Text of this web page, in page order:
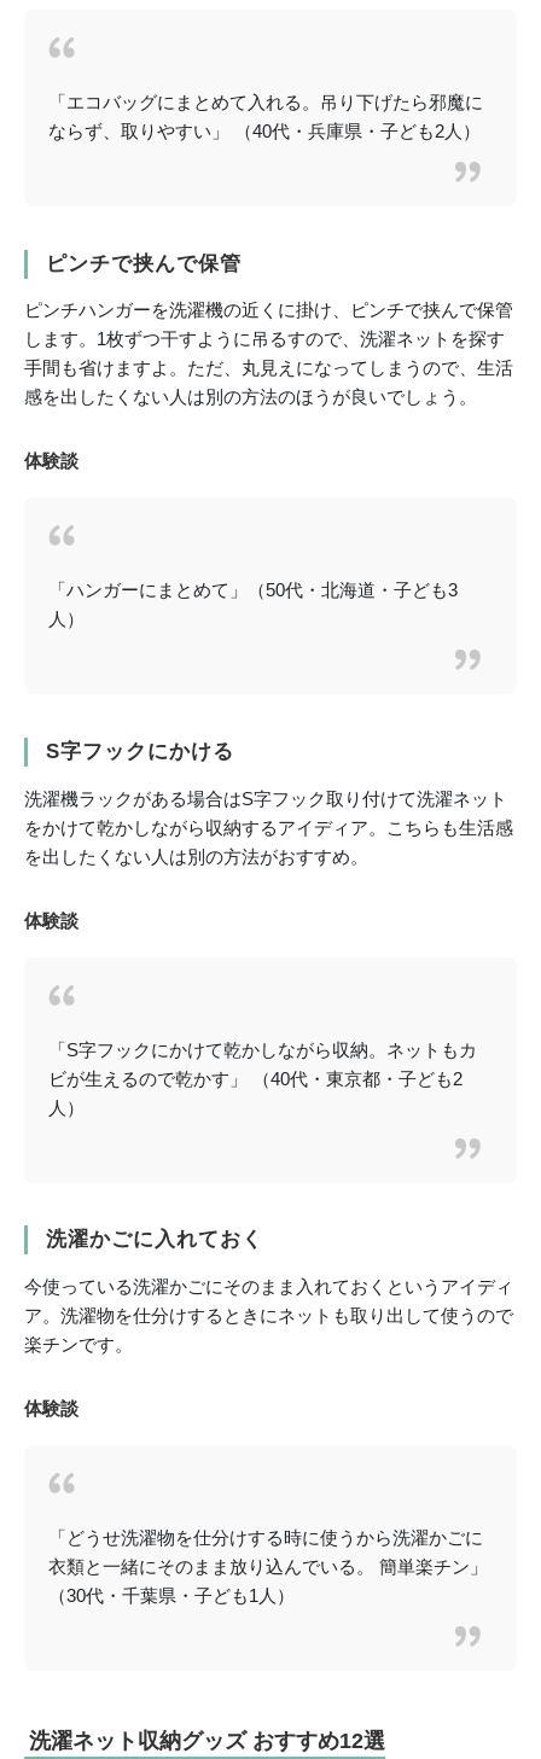
「エコバッグにまとめて入れる。吊り下げたら邪魔に
ならず、取りやすい」 （40代・兵庫県・子ども2人）
ピンチで挟んで保管
ピンチハンガーを洗濯機の近くに掛け、ピンチで挟んで保管
します。1枚ずつ干すように吊るすので、洗濯ネットを探す
手間も省けますよ。ただ、丸見えになってしまうので、生活
感を出したくない人は別の方法のほうが良いでしょう。
体験談
「ハンガーにまとめて」（50代・北海道・子ども3
人）
S字フックにかける
洗濯機ラックがある場合はS字フック取り付けて洗濯ネット
をかけて乾かしながら収納するアイディア。こちらも生活感
を出したくない人は別の方法がおすすめ。
体験談
「S字フックにかけて乾かしながら収納。ネットもカ
ビが生えるので乾かす」 （40代・東京都・子ども2
人）
洗濯かごに入れておく
今使っている洗濯かごにそのまま入れておくというアイディ
ア。洗濯物を仕分けするときにネットも取り出して使うので
楽チンです。
体験談
「どうせ洗濯物を仕分けする時に使うから洗濯かごに
衣類と一緒にそのまま放り込んでいる。 簡単楽チン」
（30代・千葉県・子ども1人）
洗濯ネット収納グッズ おすすめ12選